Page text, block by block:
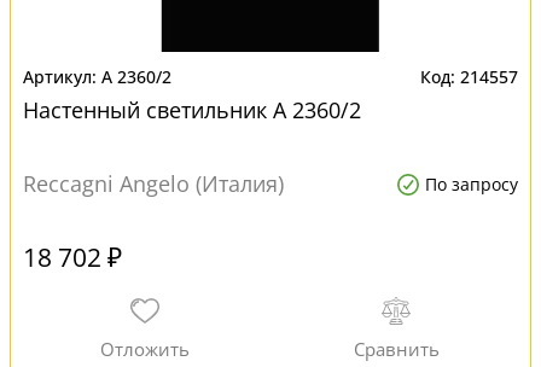
A 2360/2 214557
Настенный светильник A 2360/2
Reccagni Angelo (Италия) По запросу
18 702 ₽